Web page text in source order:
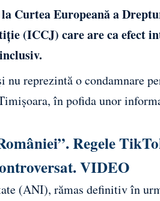
Curtea Europeană a
(ICCJ) care are ca efect
reprezintă o condamnare
în pofida unor
Regele
VIDEO
(ANI), rămas definitiv în